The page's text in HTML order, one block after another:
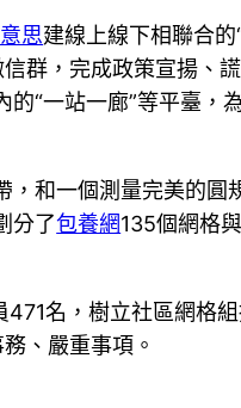
思建線上線下相聯合
群，完成政策宣揚、
“一站一廊”等平臺
，和一個測量完美的圓
分了包養網135個網格
471名，樹立社區網格
、嚴重事項。